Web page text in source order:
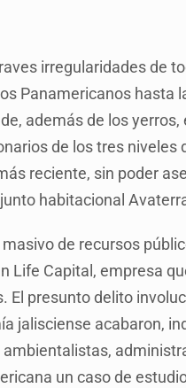
policías, afirma Lazos de
Ayotzinapa y promete
con México
de Colombia
implicación en
irregularidades de
Panamericanos hasta
además de los yerros,
de los tres niveles
reciente, sin poder
habitacional
de recursos
Life Capital, empresa
presunto delito
jalisciense acabaron,
un caso de